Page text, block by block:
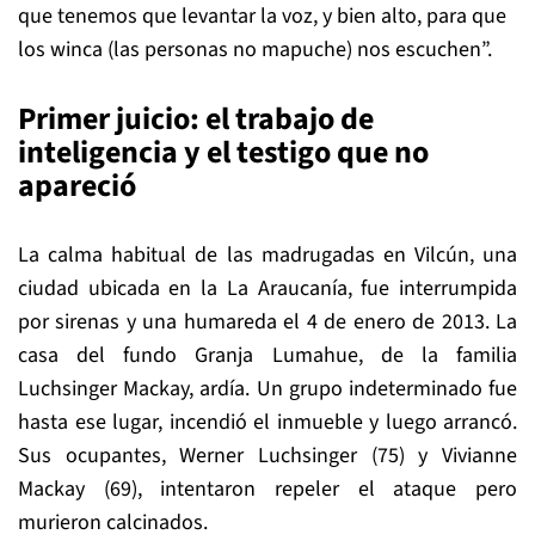
que tenemos que levantar la voz, y bien alto, para que
los winca (las personas no mapuche) nos escuchen”.
Primer juicio: el trabajo de
inteligencia y el testigo que no
apareció
La calma habitual de las madrugadas en Vilcún, una
ciudad ubicada en la La Araucanía, fue interrumpida
por sirenas y una humareda el 4 de enero de 2013. La
casa del fundo Granja Lumahue, de la familia
Luchsinger Mackay, ardía. Un grupo indeterminado fue
hasta ese lugar, incendió el inmueble y luego arrancó.
Sus ocupantes, Werner Luchsinger (75) y Vivianne
Mackay (69), intentaron repeler el ataque pero
murieron calcinados.